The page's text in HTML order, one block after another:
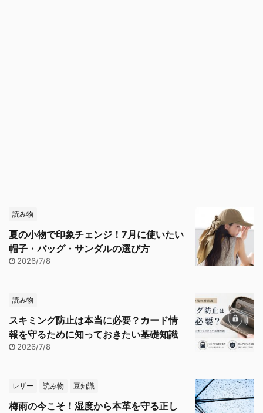
読み物
夏の小物で印象チェンジ！7月に使いたい
帽子・バッグ・サンダルの選び方
2026/7/8
読み物
スキミング防止は本当に必要？カード情
報を守るために知っておきたい基礎知識
2026/7/8
レザー 読み物 豆知識
梅雨の今こそ！湿度から本革を守る正し